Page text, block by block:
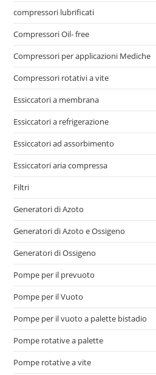
compressori lubrificati
Compressori Oil- free
Compressori per applicazioni Mediche
Compressori rotativi a vite
Essiccatori a membrana
Essiccatori a refrigerazione
Essiccatori ad assorbimento
Essiccatori aria compressa
Filtri
Generatori di Azoto
Generatori di Azoto e Ossigeno
Generatori di Ossigeno
Pompe per il prevuoto
Pompe per il Vuoto
Pompe per il vuoto a palette bistadio
Pompe rotative a palette
Pompe rotative a vite